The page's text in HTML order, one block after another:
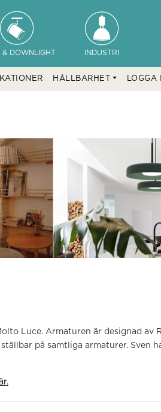
& DOWNLIGHT INDUSTRI
HÅLLBARHET LOGGA
Luce. Armaturen är designad av
på samtliga armaturer. Sven